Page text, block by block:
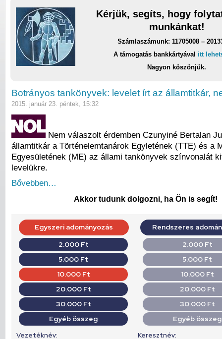
Kérjük, segíts, hogy
munkánkat!
Számlaszámunk: 11705008 –
A támogatás bankkártyával itt
Nagyon köszönjük.
Botrányos tankönyvek: levelet írt az államtitkár,
2015. január 23. péntek, 15:32
Nem válaszolt érdemben Czunyiné Bertalan
államtitkár a Történelemtanárok Egyletének (TTE) és a
Egyesületének (ME) az állami tankönyvek színvonalát
levelükre.
Bővebben…
Akkor tudunk dolgozni, ha Ön is segít!